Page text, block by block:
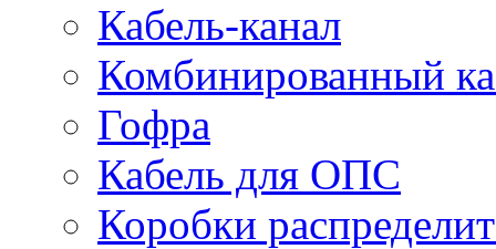
Кабель-канал
Комбинированный
Гофра
Кабель для ОПС
Коробки